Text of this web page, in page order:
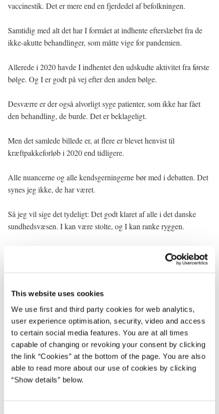
This website uses cookies
We use first and third party cookies for web analytics,
user experience optimisation, security, video and access
to certain social media features. You are at all times
capable of changing or revoking your consent by clicking
the link “Cookies” at the bottom of the page. You are also
able to read more about our use of cookies by clicking
“Show details” below.
vaccinestik. Det er mere end en fjerdedel af befolkningen.
Samtidig med alt det har I formået at indhente efterslæbet fra de
ikke-akutte behandlinger, som måtte vige for pandemien.
Allerede i 2020 havde I indhentet den udskudte aktivitet fra første
bølge. Og I er godt på vej efter den anden bølge.
Desværre er der også alvorligt syge patienter, som ikke har fået
den behandling, de burde. Det er beklageligt.
Men det samlede billede er, at flere er blevet henvist til
kræftpakkeforløb i 2020 end tidligere.
Alle nuancerne og alle kendsgerningerne bør med i debatten. Det
synes jeg ikke, de har været.
Så jeg vil sige det tydeligt: Det godt klaret af alle i det danske
sundhedsvæsen. I kan være stolte, og I kan ranke ryggen.
Indsatsen under corona er sket i et fantastisk samarbejde.
Da det brændte på, var personalets faggrænser pludselig mindre
vigtige. Det væsentlige var patienterne, samfundet, at få os
gennem krisen.
Regioner, kommuner og statslige myndigheder fandt løsninger på